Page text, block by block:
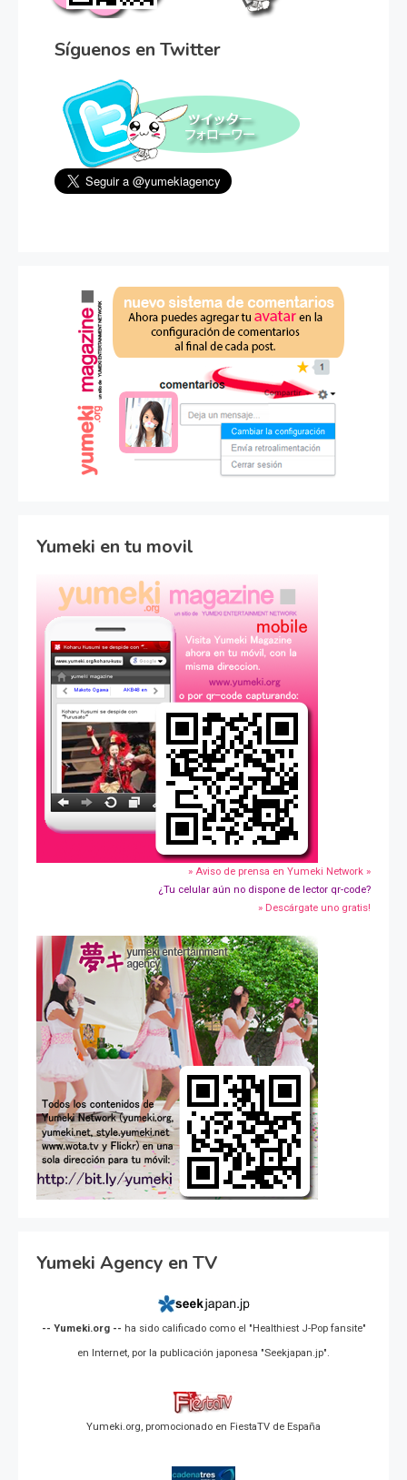
Síguenos en Twitter
Yumeki en tu movil
» Aviso de prensa en Yumeki Network »
¿Tu celular aún no dispone de lector qr-code?
» Descárgate uno gratis!
Yumeki Agency en TV
-- Yumeki.org -- ha sido calificado como el "Healthiest J-Pop fansite"
en Internet, por la publicación japonesa "Seekjapan.jp".
Yumeki.org, promocionado en FiestaTV de España